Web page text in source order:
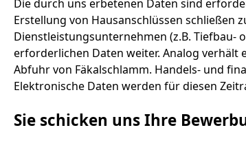
Die durch uns erbetenen Daten sind
Erstellung von Hausanschlüssen schließen
Dienstleistungsunternehmen (z.B.
erforderlichen Daten weiter. Analog verhält
Abfuhr von Fäkalschlamm. Handels- und
Elektronische Daten werden für diesen
Sie schicken uns Ihre